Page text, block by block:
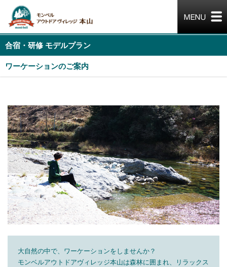
合宿・研修 モデルプラン
ワーケーションのご案内
大自然の中で、ワーケーションをしませんか？
モンベルアウトドアヴィレッジ本山は森林に囲まれ、リラックス